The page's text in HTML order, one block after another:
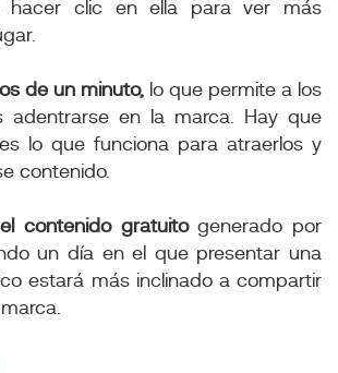
hacer clic en ella para ver más
de un minuto, lo que permite a los
adentrarse en la marca. Hay que
lo que funciona para atraerlos y
contenido.
contenido gratuitogenerado por
un día en el que presentar una
estará más inclinado a compartir